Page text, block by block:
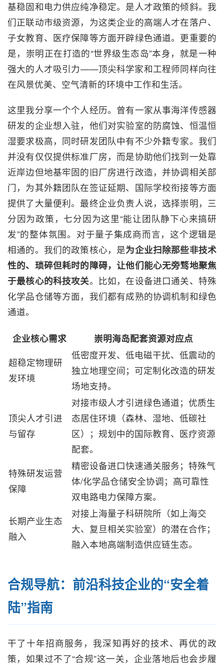
基稳固和电力供应纯净稳定。是人才政策的倾斜。我
们正联动市级资源，为这类企业的高端人才在落户、
子女教育、医疗保障等方面开辟绿色通道。更重要的
是，崇明正在打造的“世界级生态岛”本身，就是一种
强大的人才吸引力——顶尖科学家和工程师同样向往
在风景优美、空气清新的环境中工作和生活。
这里我分享一个个人经历。曾有一家从事海洋传感器
研发的企业想入驻，他们对实验室的防腐蚀、恒温恒
湿要求极高，同时研发团队中有不少外籍专家。我们
并没有仅仅提供标准厂房，而是协助他们找到一处靠
近岸边但地基牢固的旧厂房进行改造，并协调相关部
门，为其外籍团队在签证延期、国际学校衔接等方面
提供了大量便利。最终企业负责人说，选择崇明，三
分因为政策，七分因为这里“能让团队静下心来搞研
发”的整体氛围。对于量子集成商而言，这个逻辑是
相通的。我们的政策核心，是为企业扫除那些非技术
性的、琐碎但耗时的障碍，让他们能心无旁骛地聚焦
于最核心的科技攻关。比如，在设备进口通关、特殊
化学品仓储等方面，我们都有成熟的协调机制和绿色
通道。
企业核心需求
崇明海岛配套资源对应点
超稳定物理研
发环境
低密度开发、低电磁干扰、低震动的
独立地理空间；可定制化改造的研发
场地支持。
顶尖人才引进
与留存
对接市级人才引进绿色通道；优质生
态居住环境（森林、湿地、低碳社
区）；规划中的国际教育、医疗资源
配套。
特殊研发运营
保障
精密设备进口快速通关服务；特殊气
体/化学品仓储安全协调；高可靠性
双电路电力保障方案。
长期产业生态
融入
对接上海量子科研院所（如上海交
大、复旦相关实验室）的潜在合作；
融入本地高端制造供应链生态。
合规导航：前沿科技企业的“安全着
陆”指南
干了十年招商服务，我深知再好的技术、再优的政
策，如果过不了“合规”这一关，企业落地后也会步履